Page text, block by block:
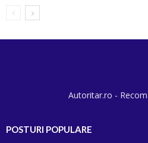
Autoritar.ro -
POSTURI POPULARE